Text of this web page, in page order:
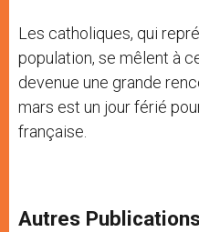
Les catholiques, qui
population, se mêlent à
devenue une grande
mars est un jour férié
française.
Autres